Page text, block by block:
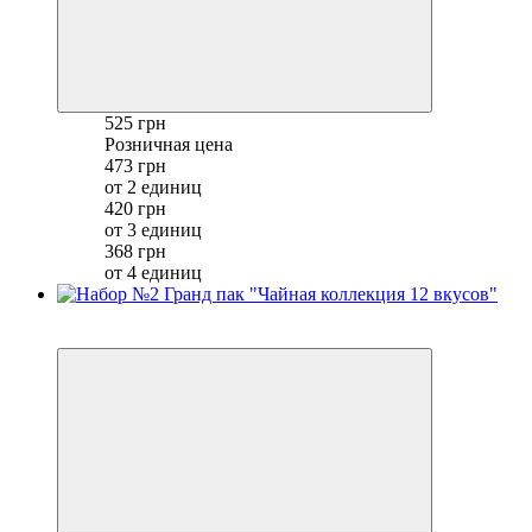
525 грн
Розничная цена
473 грн
от 2 единиц
420 грн
от 3 единиц
368 грн
от 4 единиц